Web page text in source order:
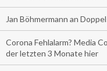
Jan Böhmermann an
Corona Fehlalarm? Media
der letzten 3 Monate hier